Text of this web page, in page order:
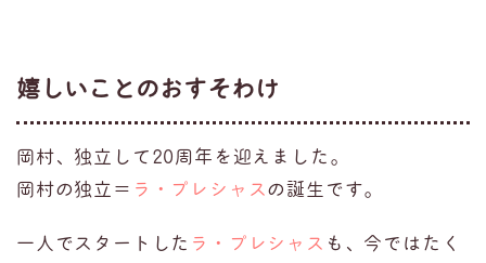
嬉しいことのおすそわけ
岡村、独立して20周年を迎えました。
岡村の独立＝ ラ・プレシャスの誕生です。
一人でスタートした ラ・プレシャス も、今ではたく